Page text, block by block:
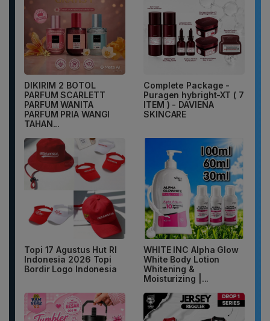
DIKIRIM 2 BOTOL
PARFUM SCARLETT
PARFUM WANITA
PARFUM PRIA WANGI
TAHAN...
Complete Package -
Puragen hybright-XT ( 7
ITEM ) - DAVIENA
SKINCARE
Topi 17 Agustus Hut RI
Indonesia 2026 Topi
Bordir Logo Indonesia
WHITE INC Alpha Glow
White Body Lotion
Whitening &
Moisturizing |...